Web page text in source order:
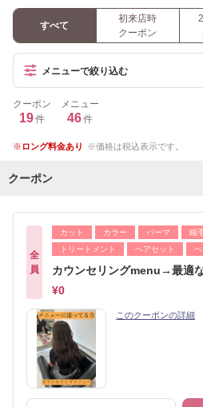
すべて
初来店時
クーポン
メニューで絞り込む
クーポン
19件
メニュー
46件
ロング料金あり 価格は税込表示です。
クーポン
全
員
カット カラー パーマ
縮
トリートメント
ヘアセット
カウンセリングmenu→最適
¥0
このクーポンの詳細